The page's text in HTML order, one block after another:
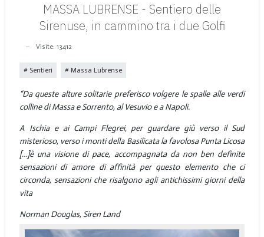
MASSA LUBRENSE - Sentiero delle
Sirenuse, in cammino tra i due Golfi
Visite: 13412
Sentieri Massa Lubrense
“Da queste alture solitarie preferisco volgere le spalle alle verdi
colline di Massa e Sorrento, al Vesuvio e a Napoli.
A Ischia e ai Campi Flegrei, per guardare giù verso il Sud
misterioso, verso i monti della Basilicata la favolosa Punta Licosa
[…]è una visione di pace, accompagnata da non ben definite
sensazioni di amore di affinità per questo elemento che ci
circonda, sensazioni che risalgono agli antichissimi giorni della
vita
Norman Douglas, Siren Land